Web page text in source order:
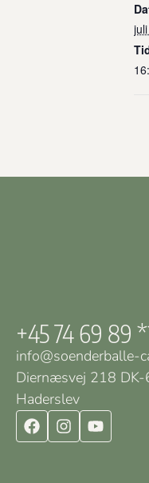
+45 74 69 89
info@soenderballe-
Diernæsvej 218
Haderslev